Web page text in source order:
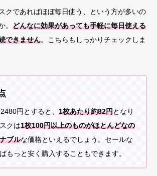
クであればほぼ毎日使う、という方が多いの
。 どんなに効果があっても手軽に毎日使える
できません。こちらもしっかりチェックしま
円とすると、 1枚あたり約82円となり
クは1枚100円以上のものがほとんどなの
ブルな価格といえるでしょう。セールな
もっと安く購入することもできます。